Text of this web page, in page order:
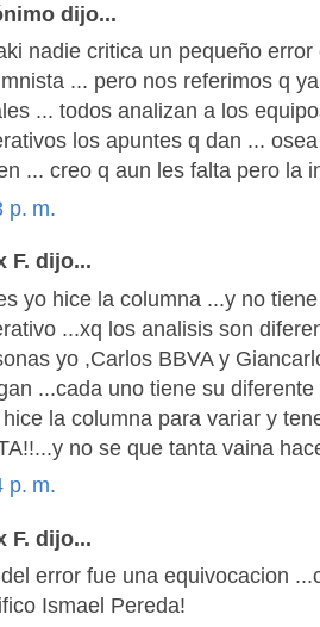
dijo...
nadie critica un pequeño
... pero nos referimos q
... todos analizan a los
los apuntes q dan ...
... creo q aun les falta pero la
p. m.
F. dijo...
yo hice la columna ...y no
...xq los analisis son
yo ,Carlos BBVA y
...cada uno tiene su
la columna para variar y
no se que tanta vaina
p. m.
F. dijo...
error fue una equivocacion
Ismael Pereda!